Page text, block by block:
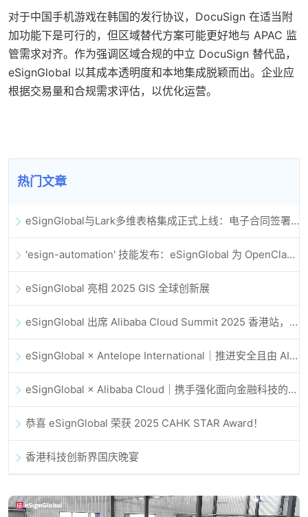
对于中国手机游戏在韩国的发行协议，DocuSign 在适当附
加功能下是可行的，但区域替代方案可能更好地与 APAC 监
管需求对齐。作为强调区域合规的中立 DocuSign 替代品，
eSignGlobal 以其成本透明度和本地集成脱颖而出。企业应
根据交易量和合规需求评估，以优化运营。
热门文章
eSignGlobal与Lark多维表格集成正式上线：电子合同签署归档全程自动化
'esign-automation' 技能发布：eSignGlobal 为 OpenClaw 提供自动化电子签名能力
eSignGlobal 亮相 2025 GIS 全球创新展
eSignGlobal 出席 Alibaba Cloud Summit 2025 香港站，共同探讨 AI 驱动的云创新与数字信任未来
eSignGlobal × Antelope International｜推进安全且由 AI 驱动的数字化工作流
eSignGlobal × Alibaba Cloud｜携手强化面向金融科技的全球数字信任
恭喜 eSignGlobal 荣获 2025 CAHK STAR Award！
香港科技创新界国庆晚宴